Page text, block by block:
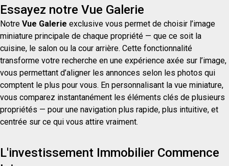
Essayez notre Vue Galerie
Notre Vue Galerie exclusive vous permet de choisir l’image
miniature principale de chaque propriété — que ce soit la
cuisine, le salon ou la cour arrière. Cette fonctionnalité
transforme votre recherche en une expérience axée sur l’image,
vous permettant d’aligner les annonces selon les photos qui
comptent le plus pour vous. En personnalisant la vue miniature,
vous comparez instantanément les éléments clés de plusieurs
propriétés — pour une navigation plus rapide, plus intuitive, et
centrée sur ce qui vous attire vraiment.
L'investissement Immobilier Commence